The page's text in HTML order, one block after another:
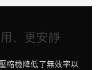
、更安靜
縮機降低了無效率以